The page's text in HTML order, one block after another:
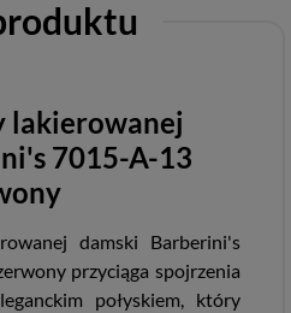
lakierowanej
7015-A-13
damski Barberini's
przyciąga spojrzenia
połyskiem, który